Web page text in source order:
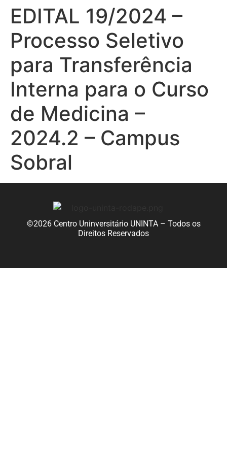
EDITAL 19/2024 –
Processo Seletivo
para Transferência
Interna para o Curso
de Medicina –
2024.2 – Campus
Sobral
©2026 Centro Uninversitário UNINTA – Todos os
Direitos Reservados